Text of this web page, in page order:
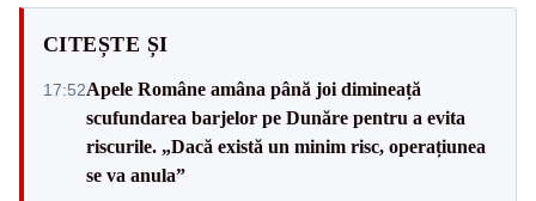
CITEȘTE ȘI
17:52Apele Române amâna până joi dimineață
scufundarea barjelor pe Dunăre pentru a evita
riscurile. „Dacă există un minim risc, operațiunea
se va anula”